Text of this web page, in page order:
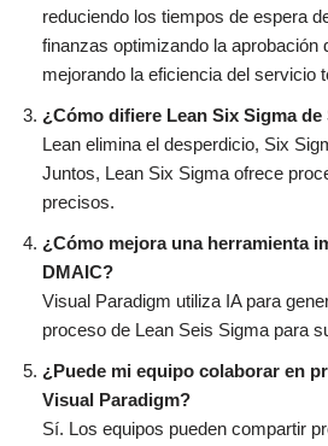
reduciendo los tiempos de espera
finanzas optimizando la aprobación
mejorando la eficiencia del servicio
¿Cómo difiere Lean Six Sigma
Lean elimina el desperdicio, Six
Juntos, Lean Six Sigma ofrece
precisos.
¿Cómo mejora una herramienta
DMAIC?
Visual Paradigm utiliza IA para
proceso de Lean Seis Sigma para
¿Puede mi equipo colaborar en
Visual Paradigm?
Sí. Los equipos pueden compartir